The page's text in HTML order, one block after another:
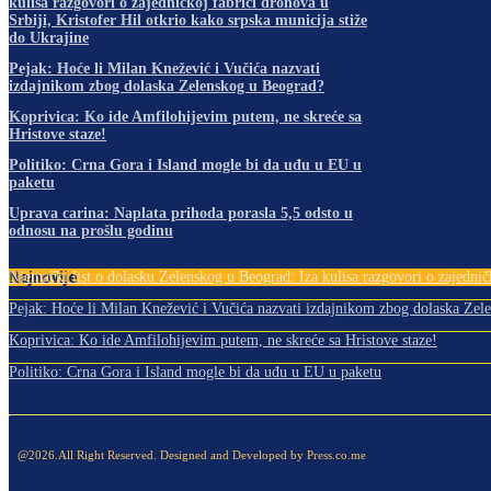
Srbiji, Kristofer Hil otkrio kako srpska municija stiže
do Ukrajine
Pejak: Hoće li Milan Knežević i Vučića nazvati
izdajnikom zbog dolaska Zelenskog u Beograd?
Koprivica: Ko ide Amfilohijevim putem, ne skreće sa
Hristove staze!
Politiko: Crna Gora i Island mogle bi da uđu u EU u
paketu
Uprava carina: Naplata prihoda porasla 5,5 odsto u
odnosu na prošlu godinu
Najnovije
Njemački list o dolasku Zelenskog u Beograd: Iza kulisa razgovori o
Pejak: Hoće li Milan Knežević i Vučića nazvati izdajnikom zbog dolaska
Koprivica: Ko ide Amfilohijevim putem, ne skreće sa Hristove staze!
Politiko: Crna Gora i Island mogle bi da uđu u EU u paketu
@2026.All Right Reserved. Designed and Developed by Press.co.me